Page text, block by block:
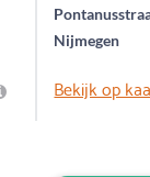
Nijmegen
Bekijk op